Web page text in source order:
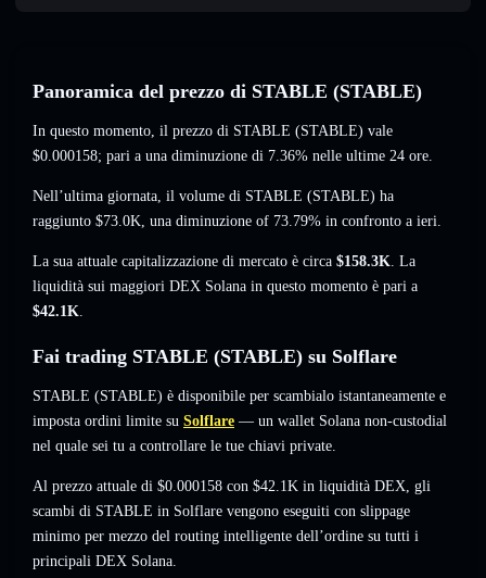
Panoramica del prezzo di STABLE (STABLE)
In questo momento, il prezzo di STABLE (STABLE) vale
$0.000158; pari a una diminuzione di 7.36% nelle ultime 24 ore.
Nell’ultima giornata, il volume di STABLE (STABLE) ha
raggiunto $73.0K, una diminuzione of 73.79% in confronto a ieri.
La sua attuale capitalizzazione di mercato è circa $158.3K. La
liquidità sui maggiori DEX Solana in questo momento è pari a
$42.1K.
Fai trading STABLE (STABLE) su Solflare
STABLE (STABLE) è disponibile per scambialo istantaneamente e
imposta ordini limite su Solflare — un wallet Solana non-custodial
nel quale sei tu a controllare le tue chiavi private.
Al prezzo attuale di $0.000158 con $42.1K in liquidità DEX, gli
scambi di STABLE in Solflare vengono eseguiti con slippage
minimo per mezzo del routing intelligente dell’ordine su tutti i
principali DEX Solana.